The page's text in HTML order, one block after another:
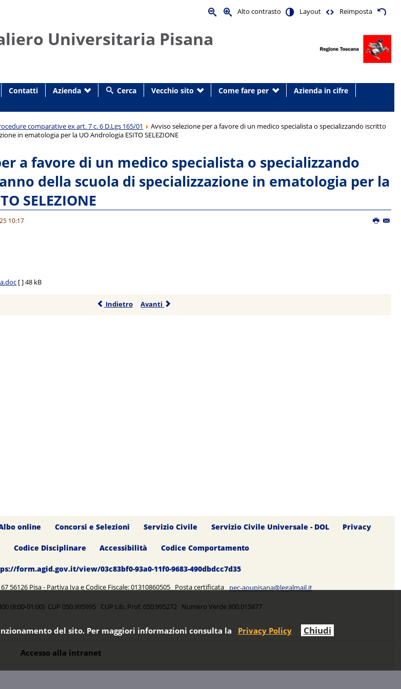
Alto contrasto Layout Reimposta
Universitaria Pisana
Contatti Azienda Cerca Vecchio sito Come fare per
Azienda in cifre
comparative ex art. 7 c. 6 D.Lgs 165/01
Avviso selezione per a favore di un medico specialista o specializzando iscritto
in ematologia per la UO Andrologia ESITO SELEZIONE
a favore di un medico specialista o specializzando
della scuola di specializzazione in ematologia per la
SELEZIONE
10:17
[ ]48 kB
Indietro Avanti
online Concorsi e Selezioni Servizio Civile Servizio Civile Universale - DOL Privacy
Codice Disciplinare Accessibilità Codice Comportamento
form.agid.gov.it/view/03c83bf0-93a0-11f0-9683-490dbdcc7d35
56126 Pisa - Partiva Iva e Codice Fiscale: 01310860505 Posta certificata pec-aoupisana@legalmail.it
(8:00-01:00) CUP 050.995995 CUP Lib. Prof. 050.995272 Numero Verde 800.015877
Accesso alla intranet
del sito. Per maggiori informazioni consulta la Privacy Policy Chiudi